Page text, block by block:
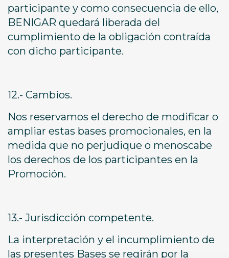
participante y como consecuencia de ello,
BENIGAR quedará liberada del
cumplimiento de la obligación contraída
con dicho participante.
12.- Cambios.
Nos reservamos el derecho de modificar o
ampliar estas bases promocionales, en la
medida que no perjudique o menoscabe
los derechos de los participantes en la
Promoción.
13.- Jurisdicción competente.
La interpretación y el incumplimiento de
las presentes Bases se regirán por la